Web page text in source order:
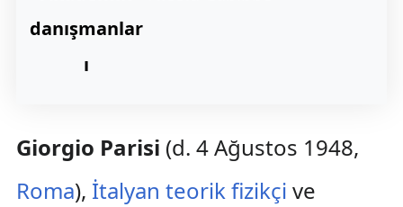
danışmanlar
ı
Giorgio Parisi (d. 4 Ağustos 1948,
Roma), İtalyan teorik fizikçi ve